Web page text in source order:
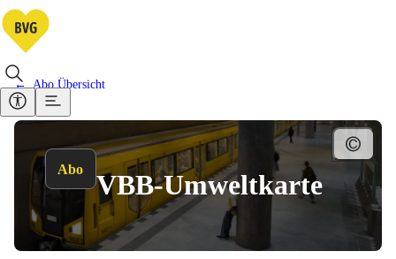
Abo Übersicht
Abo VBB-Umweltkarte